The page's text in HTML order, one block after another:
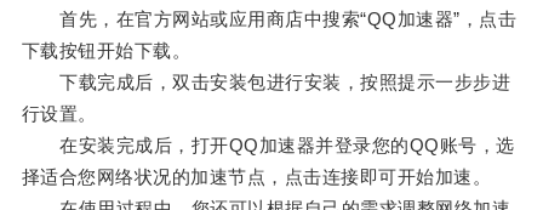
首先，在官方网站或应用商店中搜索“QQ加速器”，点击
下载按钮开始下载。
下载完成后，双击安装包进行安装，按照提示一步步进
行设置。
在安装完成后，打开QQ加速器并登录您的QQ账号，选
择适合您网络状况的加速节点，点击连接即可开始加速。